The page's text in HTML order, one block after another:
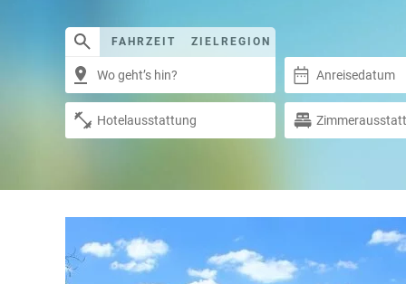
FAHRZEIT ZIELREGION